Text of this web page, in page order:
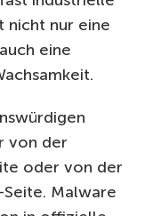
nicht nur eine
eine
von der
oder von der
Malware